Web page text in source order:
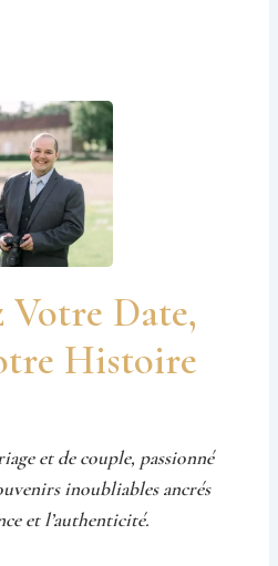
Votre Date,
Histoire
et de couple, passionné
inoubliables ancrés
et l’authenticité.